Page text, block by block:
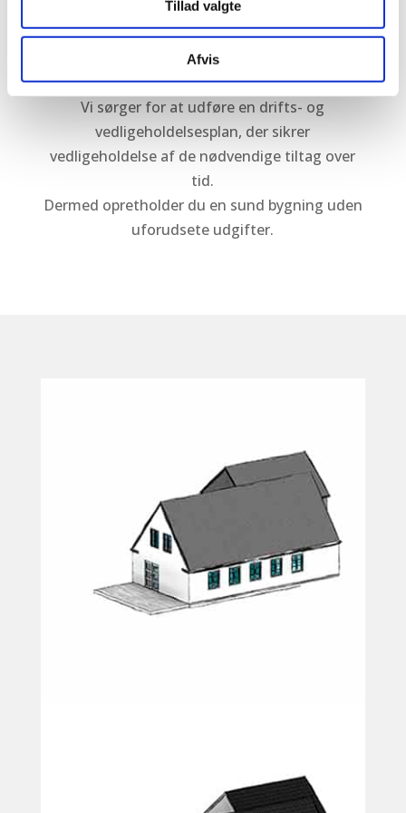
Tillad valgte
Afvis
Med den rigtige projektering af dit
byggeprojekt kan du undgå dyre drifts- og
vedligeholdelsesudgifter på sigt.
Vi sørger for at udføre en drifts- og
vedligeholdelsesplan, der sikrer
vedligeholdelse af de nødvendige tiltag over
tid.
Dermed opretholder du en sund bygning uden
uforudsete udgifter.